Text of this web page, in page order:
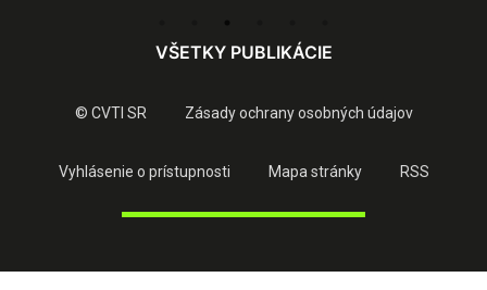
VŠETKY PUBLIKÁCIE
© CVTI SR Zásady ochrany osobných údajov
Vyhlásenie o prístupnosti Mapa stránky RSS